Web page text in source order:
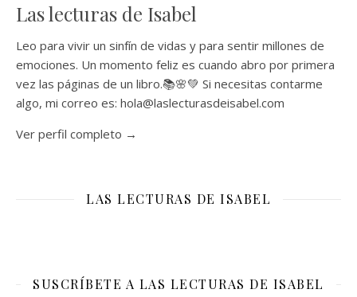
Las lecturas de Isabel
Leo para vivir un sinfín de vidas y para sentir millones de
emociones. Un momento feliz es cuando abro por primera
vez las páginas de un libro.📚🌸💚 Si necesitas contarme
algo, mi correo es: hola@laslecturasdeisabel.com
Ver perfil completo →
LAS LECTURAS DE ISABEL
SUSCRÍBETE A LAS LECTURAS DE ISABEL